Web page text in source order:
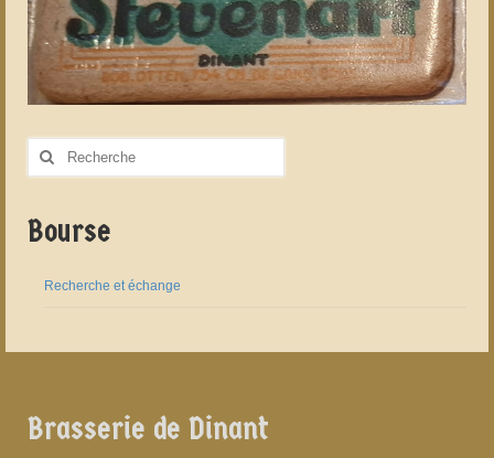
Rechercher
Bourse
Recherche et échange
Brasserie de Dinant